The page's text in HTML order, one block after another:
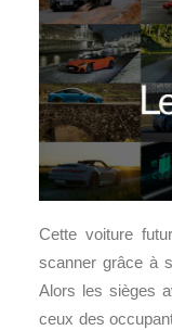
Cette voiture
scanner grâce à
Alors les sièges
ceux des